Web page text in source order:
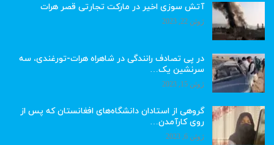
آتش سوزی اخیر در مارکت تجارتی قصر هرات
ژوئن 22, 2023
در پی تصادف رانندگی در شاهراه هرات-تورغندی، سه
سرنشین یک…
ژوئن 15, 2023
گروهی از استادان دانشگاه‌های افغانستان که پس از
روی کارآمدن…
ژوئن 6, 2023